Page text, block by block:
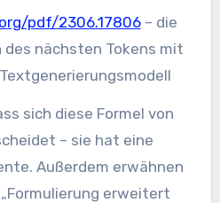
pdf/2306.17806– die
nächsten Tokens mit
sich diese Formel von
– sie hat eine
Außerdem erwähnen
erweitert